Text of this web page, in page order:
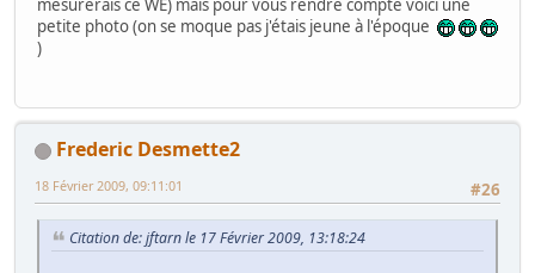
petite photo (on se moque pas j'étais jeune à l'époque
)
Frederic Desmette2
#26
18 Février 2009, 09:11:01
Citation de: jftarn le 17 Février 2009, 13:18:24